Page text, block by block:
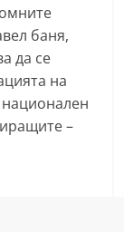
баня,
да се
на
–